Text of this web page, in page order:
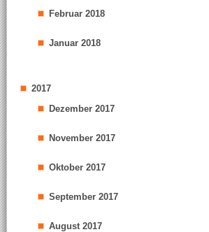
Februar 2018
Januar 2018
2017
Dezember 2017
November 2017
Oktober 2017
September 2017
August 2017